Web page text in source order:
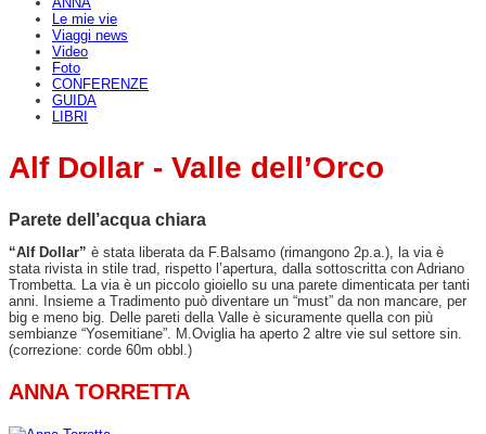
Le mie vie
Viaggi news
Video
Foto
CONFERENZE
GUIDA
LIBRI
Alf Dollar - Valle dell’Orco
Parete dell’acqua chiara
“Alf Dollar” è stata liberata da F.Balsamo (rimangono 2p.a.), la via è
stata rivista in stile trad, rispetto l’apertura, dalla sottoscritta con Adriano
Trombetta. La via è un piccolo gioiello su una parete dimenticata per tanti
anni. Insieme a Tradimento può diventare un “must” da non mancare, per
big e meno big. Delle pareti della Valle è sicuramente quella con più
sembianze “Yosemitiane”. M.Oviglia ha aperto 2 altre vie sul settore sin.
(correzione: corde 60m obbl.)
ANNA TORRETTA